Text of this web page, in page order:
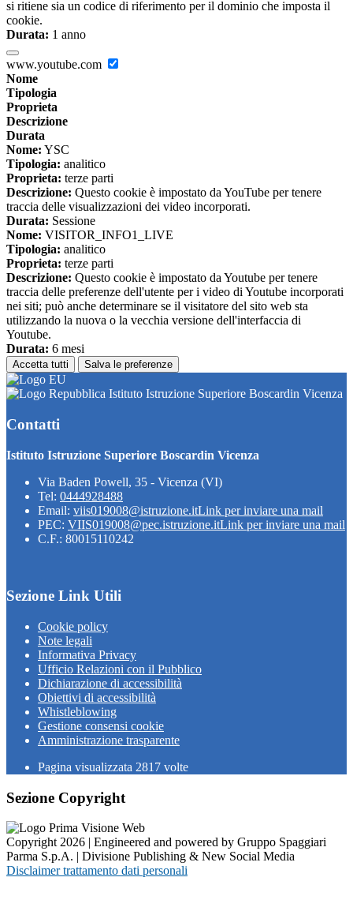
si ritiene sia un codice di riferimento per il dominio che imposta il
cookie.
Durata: 1 anno
www.youtube.com
Nome
Tipologia
Proprieta
Descrizione
Durata
Nome: YSC
Tipologia: analitico
Proprieta: terze parti
Descrizione: Questo cookie è impostato da YouTube per tenere
traccia delle visualizzazioni dei video incorporati.
Durata: Sessione
Nome: VISITOR_INFO1_LIVE
Tipologia: analitico
Proprieta: terze parti
Descrizione: Questo cookie è impostato da Youtube per tenere
traccia delle preferenze dell'utente per i video di Youtube incorporati
nei siti; può anche determinare se il visitatore del sito web sta
utilizzando la nuova o la vecchia versione dell'interfaccia di
Youtube.
Durata: 6 mesi
Accetta tutti Salva le preferenze
Istituto Istruzione Superiore Boscardin Vicenza
Contatti
Istituto Istruzione Superiore Boscardin Vicenza
Via Baden Powell, 35 - Vicenza (VI)
Tel: 0444928488
Email: viis019008@istruzione.itLink per inviare una mail
PEC: VIIS019008@pec.istruzione.itLink per inviare una mail
C.F.: 80015110242
Sezione Link Utili
Cookie policy
Note legali
Informativa Privacy
Ufficio Relazioni con il Pubblico
Dichiarazione di accessibilità
Obiettivi di accessibilità
Whistleblowing
Gestione consensi cookie
Amministrazione trasparente
Pagina visualizzata 2817 volte
Sezione Copyright
Copyright 2026 | Engineered and powered by Gruppo Spaggiari
Parma S.p.A. | Divisione Publishing & New Social Media
Disclaimer trattamento dati personali